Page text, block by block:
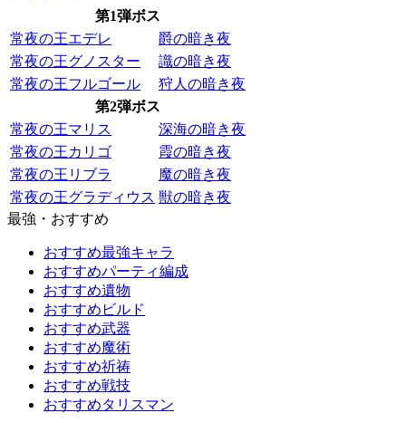
第1弾ボス
常夜の王エデレ
爵の暗き夜
常夜の王グノスター
識の暗き夜
常夜の王フルゴール
狩人の暗き夜
第2弾ボス
常夜の王マリス
深海の暗き夜
常夜の王カリゴ
霞の暗き夜
常夜の王リブラ
魔の暗き夜
常夜の王グラディウス 獣の暗き夜
最強・おすすめ
おすすめ最強キャラ
おすすめパーティ編成
おすすめ遺物
おすすめビルド
おすすめ武器
おすすめ魔術
おすすめ祈祷
おすすめ戦技
おすすめタリスマン